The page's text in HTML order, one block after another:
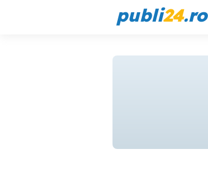
publi24.ro